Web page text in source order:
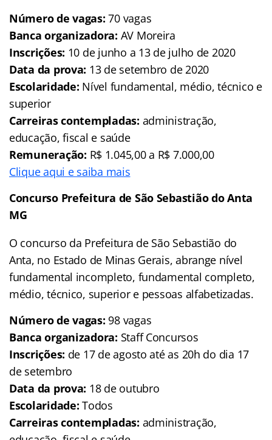
Número de vagas:70 vagas
Banca organizadora: AV Moreira
Inscrições: 10 de junho a 13 de julho de 2020
Data da prova: 13 de setembro de 2020
Escolaridade: Nível fundamental, médio, técnico e
superior
Carreiras contempladas: administração,
educação, fiscal e saúde
Remuneração: R$ 1.045,00 a R$ 7.000,00
Clique aqui e saiba mais
Concurso Prefeitura de São Sebastião do Anta
MG
O concurso da Prefeitura de São Sebastião do
Anta, no Estado de Minas Gerais, abrange nível
fundamental incompleto, fundamental completo,
médio, técnico, superior e pessoas alfabetizadas.
Número de vagas: 98 vagas
Banca organizadora: Staff Concursos
Inscrições: de 17 de agosto até as 20h do dia 17
de setembro
Data da prova: 18 de outubro
Escolaridade: Todos
Carreiras contempladas: administração,